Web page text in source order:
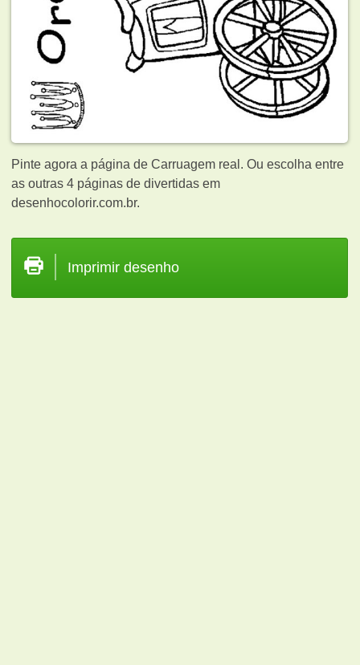
Pinte agora a página de Carruagem real. Ou escolha entre
as outras 4 páginas dedivertidas em
desenhocolorir.com.br.
Imprimir desenho